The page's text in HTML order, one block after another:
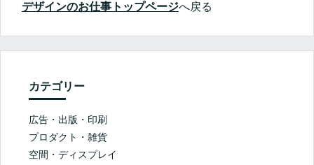
デザインのお仕事トップページへ戻る
カテゴリー
広告・出版・印刷
プロダクト・雑貨
空間・ディスプレイ